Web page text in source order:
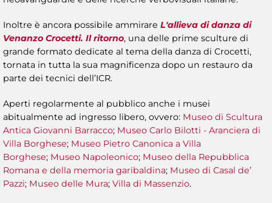
Inoltre è ancora possibile ammirare L'allieva di danza di
Venanzo Crocetti. Il ritorno, una delle prime sculture di
grande formato dedicate al tema della danza di Crocetti,
tornata in tutta la sua magnificenza dopo un restauro da
parte dei tecnici dell’ICR.
Aperti regolarmente al pubblico anche i musei
abitualmente ad ingresso libero, ovvero: Museo di Scultura
Antica Giovanni Barracco; Museo Carlo Bilotti - Aranciera di
Villa Borghese; Museo Pietro Canonica a Villa
Borghese; Museo Napoleonico; Museo della Repubblica
Romana e della memoria garibaldina; Museo di Casal de’
Pazzi; Museo delle Mura; Villa di Massenzio.